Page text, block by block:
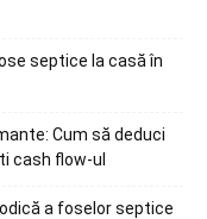
septice la casă în
Cum să deduci
cash flow-ul
a foselor septice